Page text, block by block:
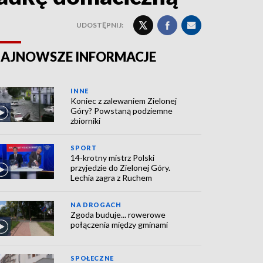
UDOSTĘPNIJ:
INFORMACJE
INNE
Koniec z zalewaniem Zielonej
Góry? Powstaną podziemne
zbiorniki
SPORT
14-krotny mistrz Polski
przyjedzie do Zielonej Góry.
Lechia zagra z Ruchem
NA DROGACH
Zgoda buduje... rowerowe
połączenia między gminami
SPOŁECZNE